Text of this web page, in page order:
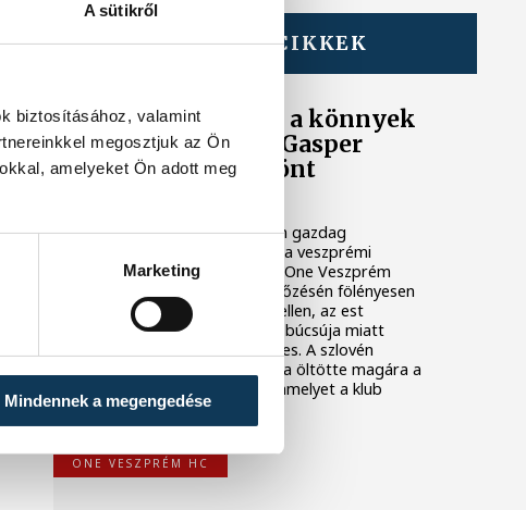
A sütikről
biztosításához, valamint
megosztjuk az Ön
amelyeket Ön adott meg
Marketing
Mindennek a megengedése
TOVÁBBI CIKKEK
A gólok mellett a könnyek
is potyogtak – Gasper
Marguc elköszönt
Érzelmekben és gólokban gazdag
gálamérkőzést láthatott a veszprémi
közönség péntek este. A One Veszprém
idénybeli első hazai mérkőzésén fölényesen
nyert a szlovén RK Celje ellen, az est
azonban Gasper Marguc búcsúja miatt
marad örökre emlékezetes. A szlovén
közönségkedvenc utoljára öltötte magára a
bakonyiak 24-es mezét, amelyet a klub
örökre visszavonultatott.
ONE VESZPRÉM HC